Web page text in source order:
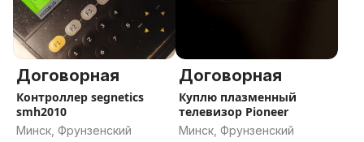
Договорная
Контроллер segnetics
smh2010
Минск, Фрунзенский
Договорная
Куплю плазменный
телевизор Pioneer
Минск, Фрунзенский